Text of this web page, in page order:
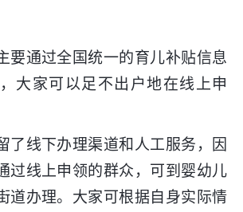
通过全国统一的育儿补贴信息
大家可以足不出户地在线上申
线下办理渠道和人工服务，因
过线上申领的群众，可到婴幼儿
道办理。大家可根据自身实际情